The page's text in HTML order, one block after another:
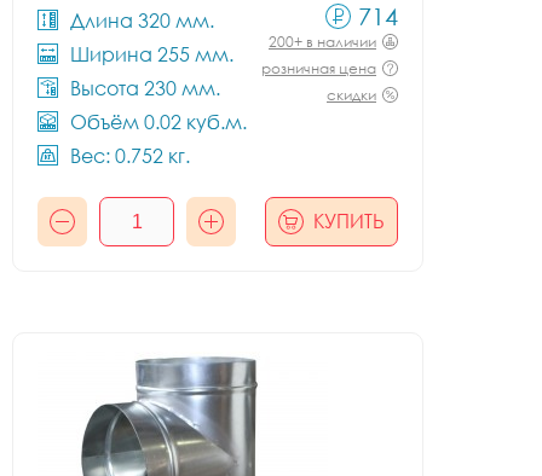
Длина 320 мм.
Ширина 255 мм.
Высота 230 мм.
Объём 0.02 куб.м.
Вес: 0.752 кг.
714
200+ в наличии
розничная цена
скидки
КУПИТЬ